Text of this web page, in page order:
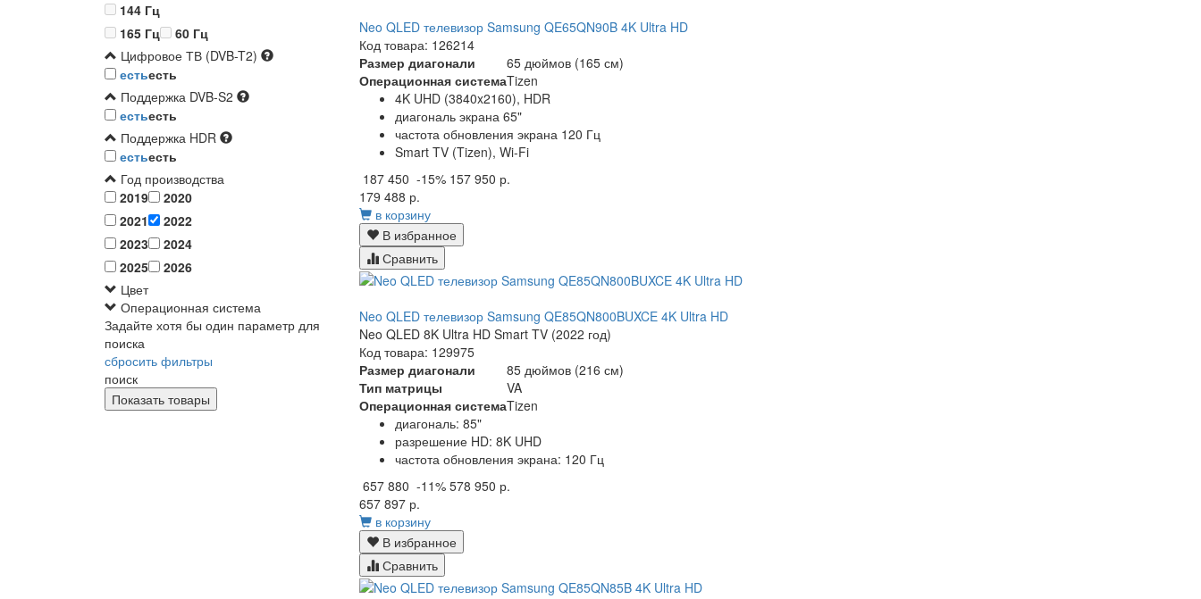
144 Гц
165 Гц
60 Гц
Цифровое ТВ (DVB-T2)
естьесть
Поддержка DVB-S2
естьесть
Поддержка HDR
естьесть
Год производства
2019
2020
2021
2022
2023
2024
2025
2026
Цвет
Операционная система
Задайте хотя бы один параметр для
поиска
сбросить фильтры
поиск
Neo QLED телевизор Samsung QE65QN90B 4K Ultra HD
Код товара: 126214
Размер диагонали
65 дюймов (165 см)
Операционная системаTizen
4K UHD (3840x2160), HDR
диагональ экрана 65"
частота обновления экрана 120 Гц
Smart TV (Tizen), Wi-Fi
187 450 -15% 157 950 р.
179 488 р.
в корзину
В избранное
Сравнить
Neo QLED телевизор Samsung QE85QN800BUXCE 4K Ultra HD
Neo QLED 8K Ultra HD Smart TV (2022 год)
Код товара: 129975
Размер диагонали
85 дюймов (216 см)
Тип матрицы
VA
Операционная системаTizen
диагональ: 85"
разрешение HD: 8K UHD
частота обновления экрана: 120 Гц
657 880 -11% 578 950 р.
657 897 р.
в корзину
В избранное
Сравнить